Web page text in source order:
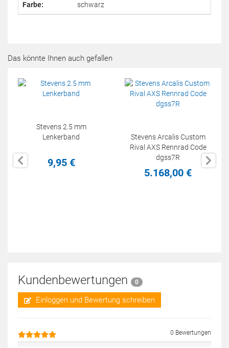
Farbe: schwarz
Das könnte Ihnen auch gefallen
Stevens 2.5 mm
Lenkerband
9,95 €
Stevens Arcalis Custom
Rival AXS Rennrad Code
dgss7R
5.168,00 €
Kundenbewertungen 0
Einloggen und Bewertung schreiben
0 Bewertungen